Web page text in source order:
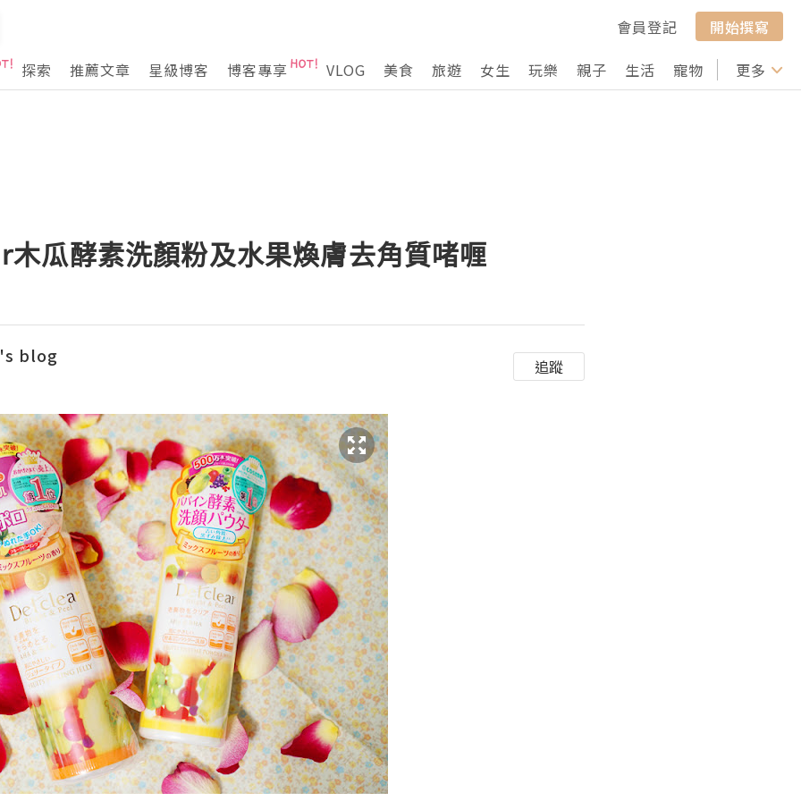
會員登記
開始撰寫
探索
推薦文章 星級博客 博客專享 VLOG 美食 旅遊 女生 玩樂 親子 生活 寵物 行山 打卡
更多
瓜酵素洗顏粉及水果煥膚去角質啫喱
blog 追蹤